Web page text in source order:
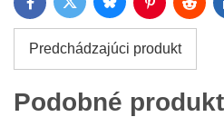
Meno:*
*
Váš e-mail:*
FacebookTwitter BlueskyPinterestReddit
Predchádzajúci produkt
Podobné